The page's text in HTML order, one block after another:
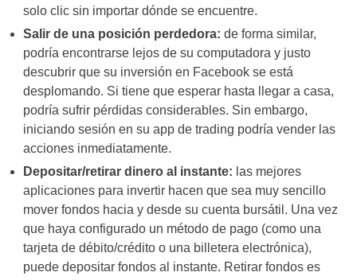
solo clic sin importar dónde se encuentre.
Salir de una posición perdedora: de forma similar,
podría encontrarse lejos de su computadora y justo
descubrir que su inversión en Facebook se está
desplomando. Si tiene que esperar hasta llegar a casa,
podría sufrir pérdidas considerables. Sin embargo,
iniciando sesión en su app de trading podría vender las
acciones inmediatamente.
Depositar/retirar dinero al instante: las mejores
aplicaciones para invertir hacen que sea muy sencillo
mover fondos hacia y desde su cuenta bursátil. Una vez
que haya configurado un método de pago (como una
tarjeta de débito/crédito o una billetera electrónica),
puede depositar fondos al instante. Retirar fondos es